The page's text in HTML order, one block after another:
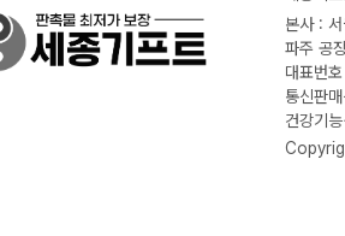
본사 :
파주 공
대표번
통신판
건강기